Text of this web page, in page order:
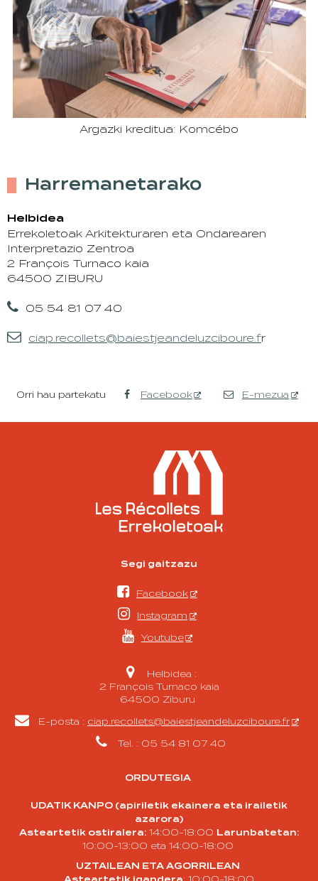
Argazki kreditua: Komcébo
Harremanetarako
Helbidea
Errekoletoak Arkitekturaren eta Ondarearen
Interpretazio Zentroa
2 François Turnaco kaia
64500 ZIBURU
 05 54 81 07 40
 ciap.recollets@baiestjeandeluzciboure.fr
Orri hau partekatu Facebook E-mezua
Segi gaitzazu
 Facebook
 Instagram
 Youtube

Helbidea :
2 François Turnaco kaia
64500 Ziburu
 E-posta : ciap.recollets@baiestjeandeluzciboure.fr
 Tel. : 05 54 81 07 40
ORDUTEGIA
UDATIK KANPO (apiriletik ekainera eta irailetik
azarora)
Asteartetik ostiralera: 14:00-18:00 Larunbatetan:
10:00-13:00 eta 14:00-18:00
UZTAILEAN ETA AGORRILEAN